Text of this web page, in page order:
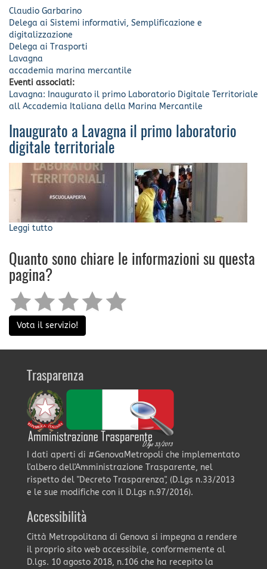
Claudio Garbarino
Delega ai Sistemi informativi, Semplificazione e
digitalizzazione
Delega ai Trasporti
Lavagna
accademia marina mercantile
Eventi associati:
Lavagna: Inaugurato il primo Laboratorio Digitale Territoriale
all Accademia Italiana della Marina Mercantile
Inaugurato a Lavagna il primo laboratorio
digitale territoriale
Leggi tutto
Lavagna
laboratorio
digitale
territoriale
Quanto sono chiare le informazioni su questa
pagina?
Vota il servizio!
Trasparenza
I dati aperti di #GenovaMetropoli che implementato
l'albero dell'Amministrazione Trasparente, nel
rispetto del "Decreto Trasparenza", (D.Lgs n.33/2013
e le sue modifiche con il D.Lgs n.97/2016).
Accessibilità
Città Metropolitana di Genova si impegna a rendere
il proprio sito web accessibile, conformemente al
D.lgs. 10 agosto 2018, n.106 che ha recepito la